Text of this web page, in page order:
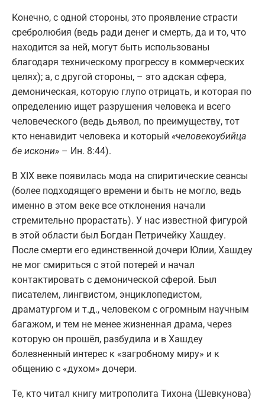
Конечно, с одной стороны, это проявление страсти
сребролюбия (ведь ради денег и смерть, да и то, что
находится за ней, могут быть использованы
благодаря техническому прогрессу в коммерческих
целях); а, с другой стороны, – это адская сфера,
демоническая, которую глупо отрицать, и которая по
определению ищет разрушения человека и всего
человеческого (ведь дьявол, по преимуществу, тот
кто ненавидит человека и который «человекоубийца
бе искони» – Ин. 8:44).
В XIX веке появилась мода на спиритические сеансы
(более подходящего времени и быть не могло, ведь
именно в этом веке все отклонения начали
стремительно прорастать). У нас известной фигурой
в этой области был Богдан Петричейку Хашдеу.
После смерти его единственной дочери Юлии, Хашдеу
не мог смириться с этой потерей и начал
контактировать с демонической сферой. Был
писателем, лингвистом, энциклопедистом,
драматургом и т.д., человеком с огромным научным
багажом, и тем не менее жизненная драма, через
которую он прошёл, разбудила и в Хашдеу
болезненный интерес к «загробному миру» и к
общению с «духом» дочери.
Те, кто читал книгу митрополита Тихона (Шевкунова)